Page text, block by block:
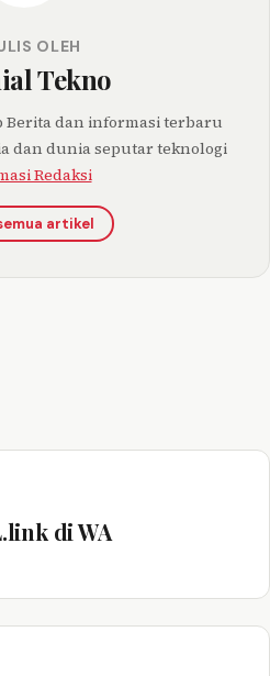
OLEH
Tekno
Berita dan informasi terbaru
dan dunia seputar teknologi
Redaksi
artikel
di WA